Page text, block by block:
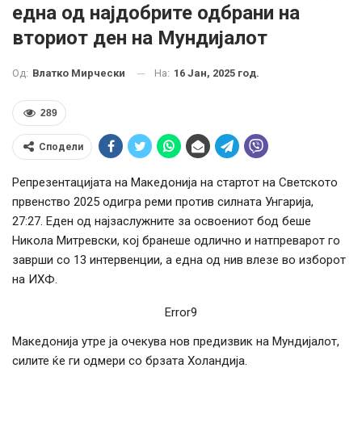
една од најдобрите одбрани на
вториот ден на Мундијалот
Од: Влатко Мирчески На: 16 Јан, 2025 год.
289
Сподели
Репрезентацијата на Македонија на стартот на Светското
првенство 2025 одигра реми против силната Унгарија,
27:27. Еден од најзаслужните за освоениот бод беше
Никола Митревски, кој бранеше одлично и натпреварот го
заврши со 13 интервенции, а една од нив влезе во изборот
на ИХФ.
Error9
Македонија утре ја очекува нов предизвик на Мундијалот,
силите ќе ги одмери со брзата Холандија.